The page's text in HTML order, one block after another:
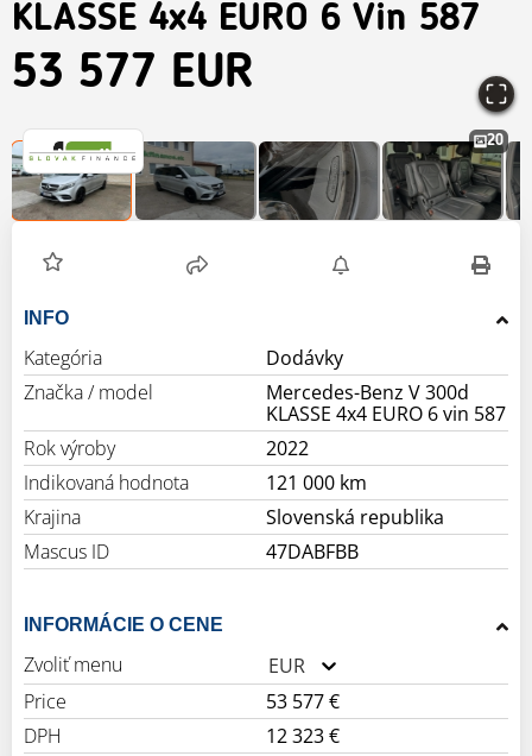
KLASSE 4x4 EURO 6 Vin 587
53 577 EUR
20
INFO
Kategória
Dodávky
Značka / model
Mercedes-Benz V 300d
KLASSE 4x4 EURO 6 vin 587
Rok výroby
2022
Indikovaná hodnota
121 000 km
Krajina
Slovenská republika
Mascus ID
47DABFBB
INFORMÁCIE O CENE
Zvoliť menu
EUR
Price
53 577 €
DPH
12 323 €